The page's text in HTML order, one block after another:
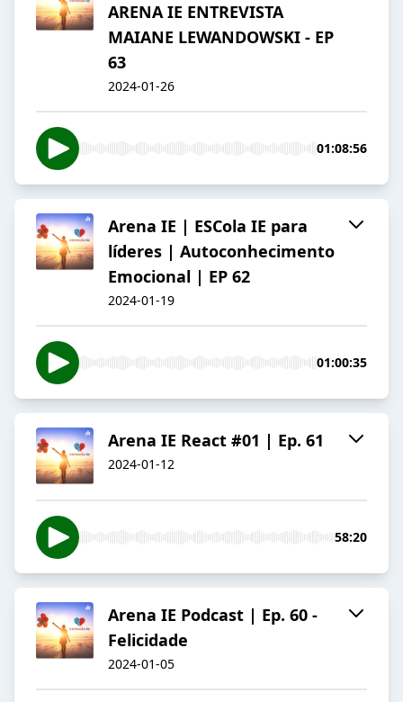
ARENA IE ENTREVISTA
MAIANE LEWANDOWSKI - EP
63
2024-01-26
01:08:56
Arena IE | ESCola IE para
líderes | Autoconhecimento
Emocional | EP 62
2024-01-19
01:00:35
Arena IE React #01 | Ep. 61
2024-01-12
58:20
Arena IE Podcast | Ep. 60 -
Felicidade
2024-01-05